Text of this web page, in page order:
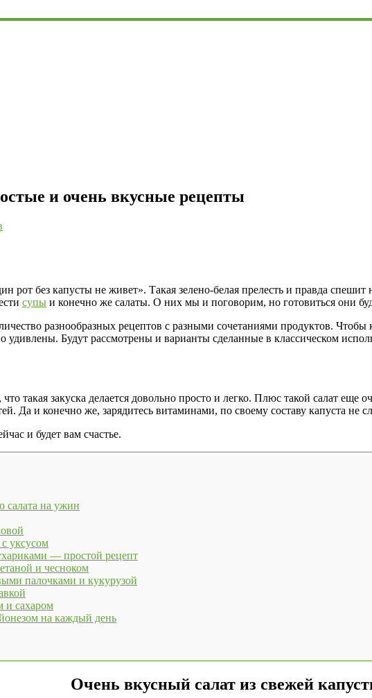
и очень вкусные рецепты
рот без капусты не живет». Такая зелено-белая прелесть и правда
супы и конечно же салаты. О них мы и поговорим, но готовиться они
разнообразных рецептов с разными сочетаниями продуктов.
удивлены. Будут рассмотрены и варианты сделанные в классическом
такая закуска делается довольно просто и легко. Плюс такой салат
Да и конечно же, зарядитесь витаминами, по своему составу капуста не
и будет вам счастье.
салата на ужин
уксусом
— простой рецепт
и чесноком
палочками и кукурузой
и сахаром
на каждый день
Очень вкусный салат из свежей